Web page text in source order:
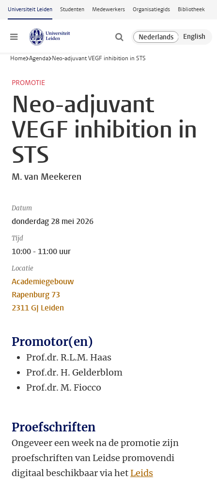
Ga naar hoofdinhoud
Universiteit Leiden Studenten Medewerkers Organisatiegids Bibliotheek
Menu
Home Agenda Neo-adjuvant VEGF inhibition in STS
PROMOTIE
Neo-adjuvant
VEGF inhibition in
STS
M. van Meekeren
Datum
donderdag 28 mei 2026
Tijd
10:00 - 11:00 uur
Locatie
Academiegebouw
Rapenburg 73
2311 GJ Leiden
Promotor(en)
Prof.dr. R.L.M. Haas
Prof.dr. H. Gelderblom
Prof.dr. M. Fiocco
Proefschriften
Ongeveer een week na de promotie zijn
proefschriften van Leidse promovendi
digitaal beschikbaar via hetLeids